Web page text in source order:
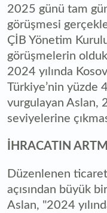
2025 günü tam
görüşmesi
ÇİB Yönetim
görüşmelerin
2024 yılında
Türkiye’nin yüzde
vurgulayan Aslan,
seviyelerine
İHRACATIN
Düzenlenen
açısından büyük
Aslan, "2024